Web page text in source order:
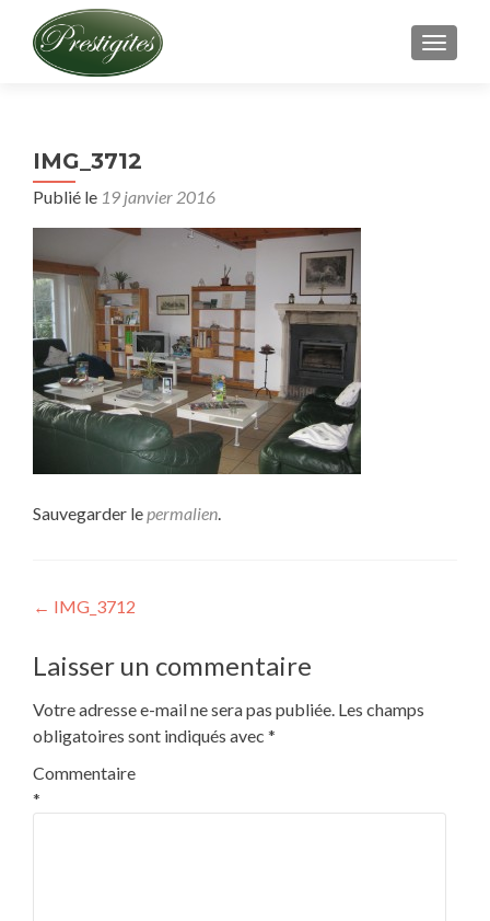
IMG_3712
Publié le 19 janvier 2016
Sauvegarder lepermalien.
Navigation
de
l’article
← IMG_3712
Laisser un commentaire
Votre adresse e-mail ne sera pas publiée. Les champs
obligatoires sont indiqués avec *
Commentaire
*